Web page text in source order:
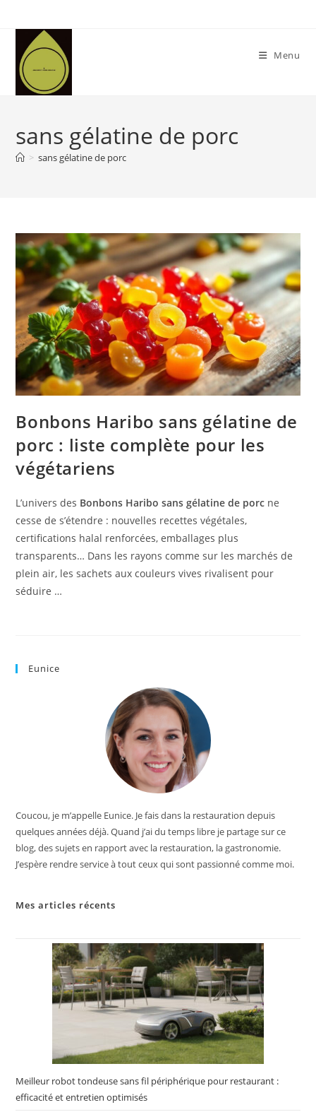
content
Menu
sans gélatine de porc
> sans gélatine de porc
Bonbons Haribo sans gélatine de
porc : liste complète pour les
végétariens
L’univers des Bonbons Haribo sans gélatine de porc ne
cesse de s’étendre : nouvelles recettes végétales,
certifications halal renforcées, emballages plus
transparents… Dans les rayons comme sur les marchés de
plein air, les sachets aux couleurs vives rivalisent pour
séduire …
Eunice
Coucou, je m’appelle Eunice. Je fais dans la restauration depuis
quelques années déjà. Quand j’ai du temps libre je partage sur ce
blog, des sujets en rapport avec la restauration, la gastronomie.
J’espère rendre service à tout ceux qui sont passionné comme moi.
Mes articles récents
Meilleur robot tondeuse sans fil périphérique pour restaurant :
efficacité et entretien optimisés